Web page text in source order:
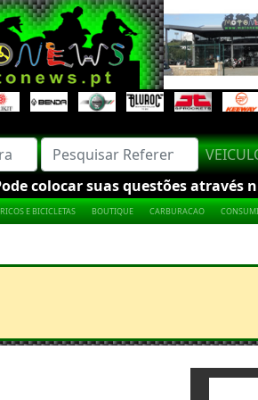
colocar suas questões através
E BICICLETAS BOUTIQUE CARBURACAO